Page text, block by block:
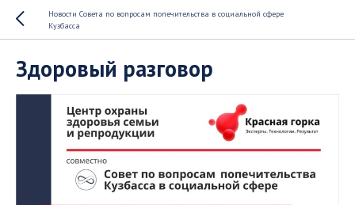
Новости Совета по вопросам попечительства в социальной сфере
Кузбасса
Здоровый разговор